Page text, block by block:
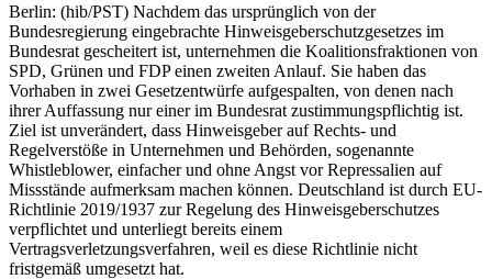
Berlin: (hib/PST) Nachdem das ursprünglich von der
Bundesregierung eingebrachte Hinweisgeberschutzgesetzes im
Bundesrat gescheitert ist, unternehmen die Koalitionsfraktionen von
SPD, Grünen und FDP einen zweiten Anlauf. Sie haben das
Vorhaben in zwei Gesetzentwürfe aufgespalten, von denen nach
ihrer Auffassung nur einer im Bundesrat zustimmungspflichtig ist.
Ziel ist unverändert, dass Hinweisgeber auf Rechts- und
Regelverstöße in Unternehmen und Behörden, sogenannte
Whistleblower, einfacher und ohne Angst vor Repressalien auf
Missstände aufmerksam machen können. Deutschland ist durch EU-
Richtlinie 2019/1937 zur Regelung des Hinweisgeberschutzes
verpflichtet und unterliegt bereits einem
Vertragsverletzungsverfahren, weil es diese Richtlinie nicht
fristgemäß umgesetzt hat.